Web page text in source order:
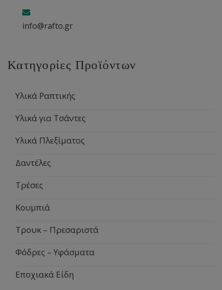
info@rafto.gr
Κατηγορίες Προϊόντων
Υλικά Ραπτικής
Υλικά για Τσάντες
Υλικά Πλεξίματος
Δαντέλες
Τρέσες
Κουμπιά
Τρουκ – Πρεσαριστά
Φόδρες – Υφάσματα
Εποχιακά Είδη